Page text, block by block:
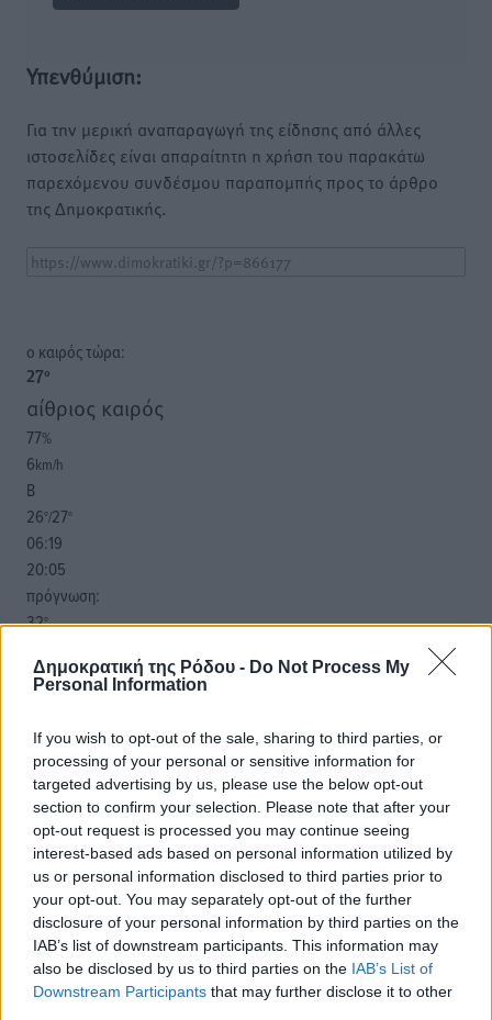
Δημοκρατική της Ρόδου - Do Not Process My
Personal Information
If you wish to opt-out of the sale, sharing to third parties, or
processing of your personal or sensitive information for
targeted advertising by us, please use the below opt-out
section to confirm your selection. Please note that after your
opt-out request is processed you may continue seeing
interest-based ads based on personal information utilized by
us or personal information disclosed to third parties prior to
your opt-out. You may separately opt-out of the further
disclosure of your personal information by third parties on the
IAB’s list of downstream participants. This information may
also be disclosed by us to third parties on the IAB’s List of
Downstream Participants that may further disclose it to other
Υπενθύμιση:
Για την μερική αναπαραγωγή της είδησης από άλλες
ιστοσελίδες είναι απαραίτητη η χρήση του παρακάτω
παρεχόμενου συνδέσμου παραπομπής προς το άρθρο
της Δημοκρατικής.
o καιρός τώρα:
27°
αίθριος καιρός
77%
6km/h
Β
26°/27°
06:19
20:05
πρόγνωση:
32°
30°
28
ΤΕ
28°
ΠΕ